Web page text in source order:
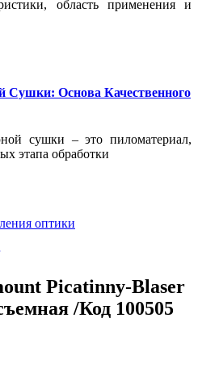
область применения и
Сушки: Основа Качественного
сушки – это пиломатериал,
этапа обработки
оптики
Picatinny-Blaser
/Код 100505